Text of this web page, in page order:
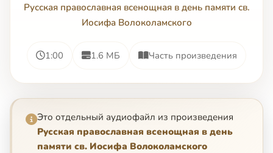
Русская православная всенощная в день памяти св.
Иосифа Волоколамского
1:00 1.6 МБ Часть произведения
Это отдельный аудиофайл из произведения
Русская православная всенощная в день
памяти св. Иосифа Волоколамского